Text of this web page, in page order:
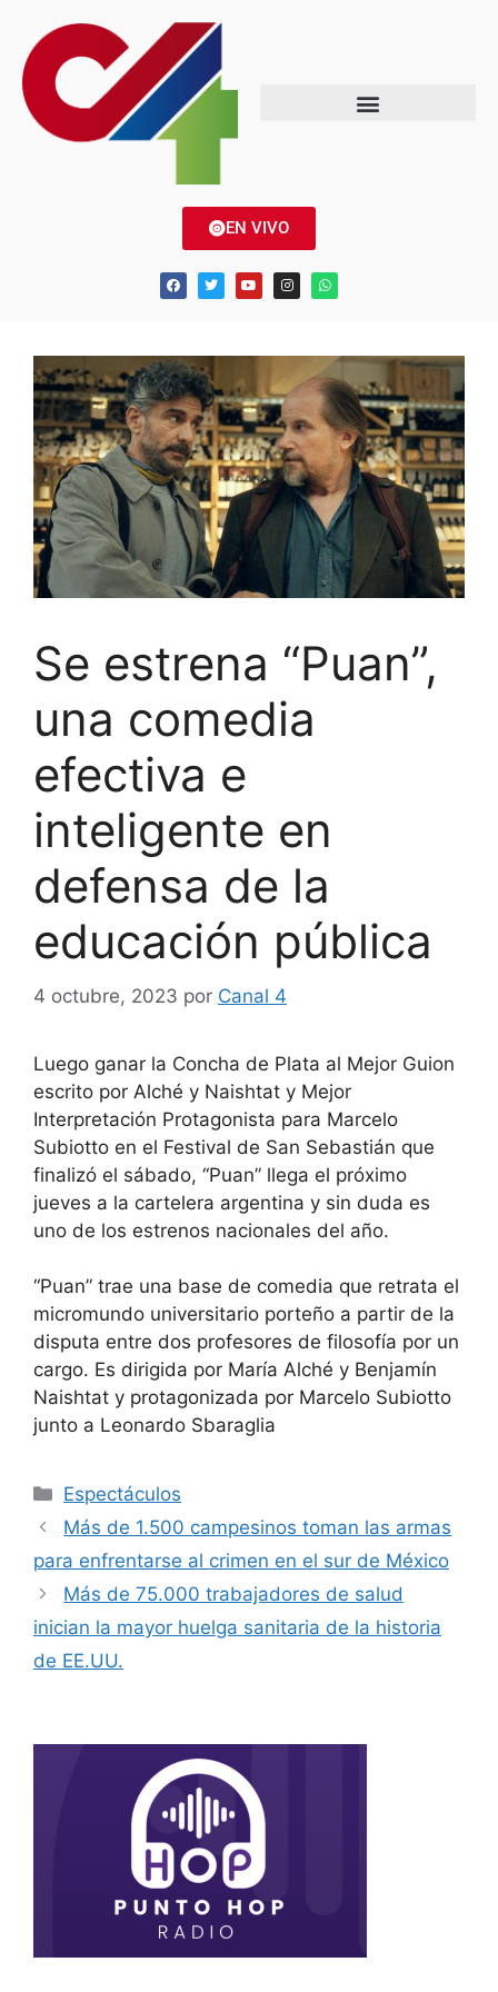
EN VIVO
Se estrena “Puan”,
una comedia
efectiva e
inteligente en
defensa de la
educación pública
4 octubre, 2023 por Canal 4
Luego ganar la Concha de Plata al Mejor Guion
escrito por Alché y Naishtat y Mejor
Interpretación Protagonista para Marcelo
Subiotto en el Festival de San Sebastián que
finalizó el sábado, “Puan” llega el próximo
jueves a la cartelera argentina y sin duda es
uno de los estrenos nacionales del año.
“Puan” trae una base de comedia que retrata el
micromundo universitario porteño a partir de la
disputa entre dos profesores de filosofía por un
cargo. Es dirigida por María Alché y Benjamín
Naishtat y protagonizada por Marcelo Subiotto
junto a Leonardo Sbaraglia
Espectáculos
Más de 1.500 campesinos toman las armas
para enfrentarse al crimen en el sur de México
Más de 75.000 trabajadores de salud
inician la mayor huelga sanitaria de la historia
de EE.UU.